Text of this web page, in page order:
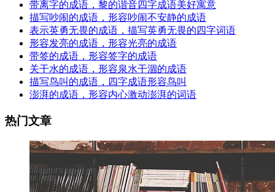
带离字的成语，黎的谐音四字成语美好寓意
描写吵闹的成语，形容吵闹不安静的成语
表示英勇无畏的成语，描写英勇无畏的四字词语
形容发亮的成语，形容光亮的成语
带签的成语，形容签字的成语
关干水的成语，形容泉水干涸的成语
描写鸟叫的成语，四字成语形容鸟叫
澎湃的成语，形容内心激动澎湃的词语
热门文章